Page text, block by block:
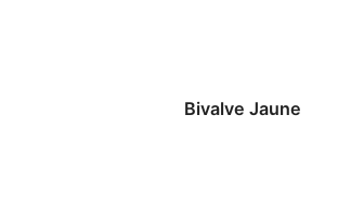
Bivalve Jaune